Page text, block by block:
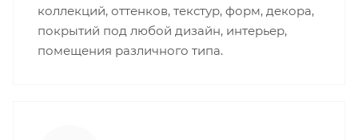
коллекций, оттенков, текстур, форм, декора,
покрытий под любой дизайн, интерьер,
помещения различного типа.